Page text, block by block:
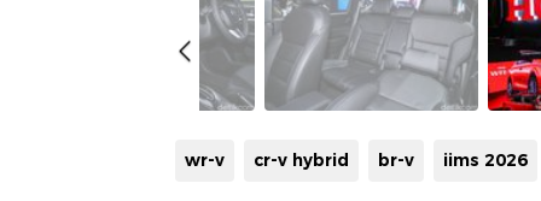
wr-v cr-v hybrid br-v iims 2026